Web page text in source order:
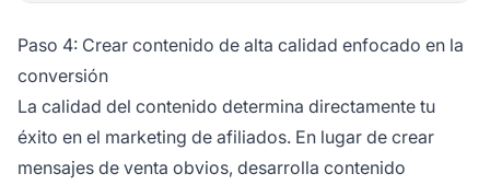
Paso 4: Crear contenido de alta calidad enfocado en la
conversión
La calidad del contenido determina directamente tu
éxito en el marketing de afiliados. En lugar de crear
mensajes de venta obvios, desarrolla contenido